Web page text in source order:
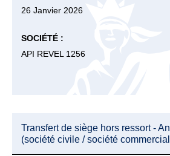
26 Janvier 2026
SOCIÉTÉ :
API REVEL 1256
Transfert de siège hors ressort -
(société civile / société